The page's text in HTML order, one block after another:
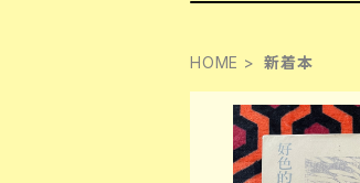
HOME 新着本